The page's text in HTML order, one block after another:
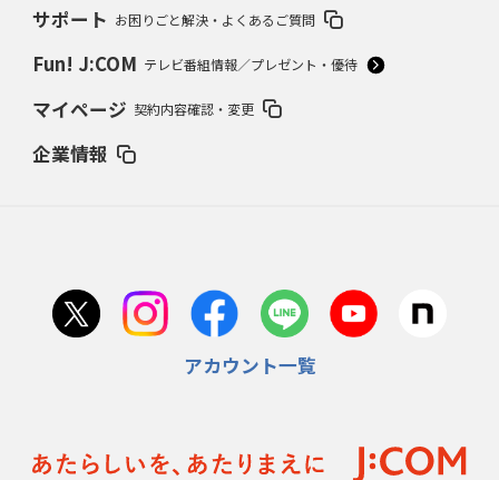
サポート お困りごと解決・よくあるご質問
Fun! J:COM テレビ番組情報／プレゼント・優待
マイページ 契約内容確認・変更
企業情報
アカウント一覧